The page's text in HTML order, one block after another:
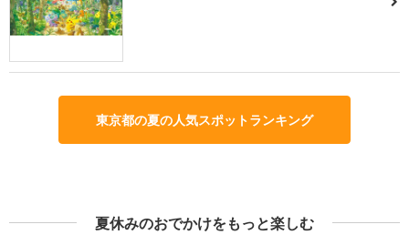
東京都の夏の人気スポットランキング
夏休みのおでかけをもっと楽しむ